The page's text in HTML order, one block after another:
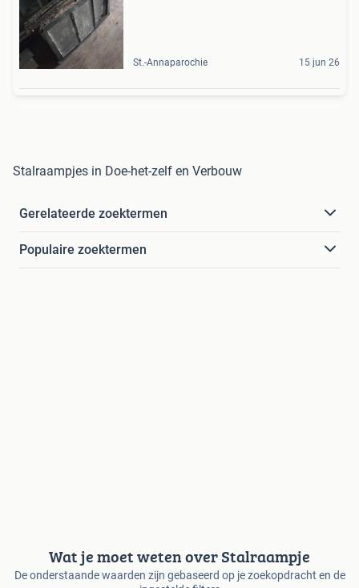
St.-Annaparochie 15 jun 26
Stalraampjes in Doe-het-zelf en Verbouw
Gerelateerde zoektermen
Populaire zoektermen
Wat je moet weten over Stalraampje
De onderstaande waarden zijn gebaseerd op je zoekopdracht en de